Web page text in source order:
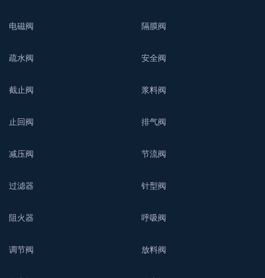
电磁阀 隔膜阀
疏水阀 安全阀
截止阀 浆料阀
止回阀 排气阀
减压阀 节流阀
过滤器 针型阀
阻火器 呼吸阀
调节阀 放料阀